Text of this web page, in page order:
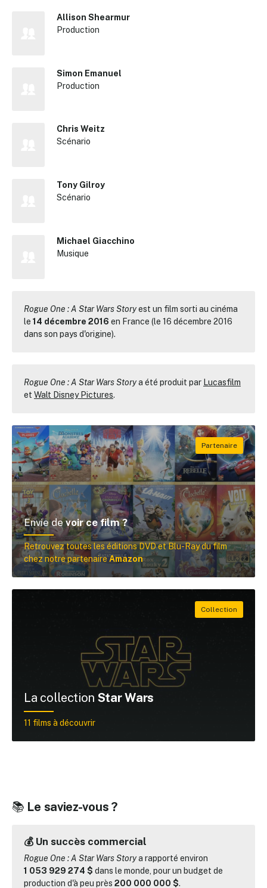
Allison Shearmur
Production
Simon Emanuel
Production
Chris Weitz
Scénario
Tony Gilroy
Scénario
Michael Giacchino
Musique
Rogue One : A Star Wars Storyest un film sorti au cinéma
le 14 décembre 2016 en France (le 16 décembre 2016
dans son pays d'origine).
Rogue One : A Star Wars Storya été produit par Lucasfilm
et Walt Disney Pictures.
Envie devoir ce film ?
Retrouvez toutes les éditions DVD et Blu-Ray du film
chez notre partenaireAmazon
La collection Star Wars
11 films à découvrir
📚 Le saviez-vous ?
💰 Un succès commercial
Rogue One : A Star Wars Storya rapporté environ
1 053 929 274 $ dans le monde, pour un budget de
production d'à peu près 200 000 000 $.